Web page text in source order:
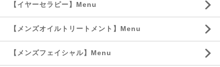
【イヤーセラピー】Menu
【メンズオイルトリートメント】Menu
【メンズフェイシャル】Menu